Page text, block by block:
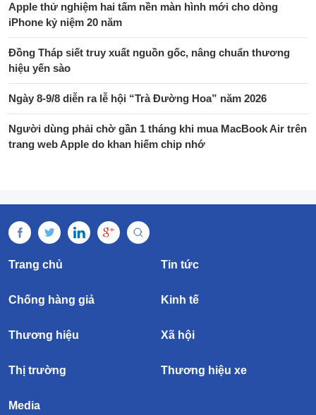
Apple thử nghiệm hai tấm nền màn hình mới cho dòng
iPhone kỷ niệm 20 năm
Đồng Tháp siết truy xuất nguồn gốc, nâng chuẩn thương
hiệu yến sào
Ngày 8-9/8 diễn ra lễ hội “Trà Đường Hoa” năm 2026
Người dùng phải chờ gần 1 tháng khi mua MacBook Air trên
trang web Apple do khan hiếm chip nhớ
Trang chủ Tin tức
Chống hàng giả Kinh tế
Thương hiệu Xã hội
Thị trường Thương hiệu xe
Media